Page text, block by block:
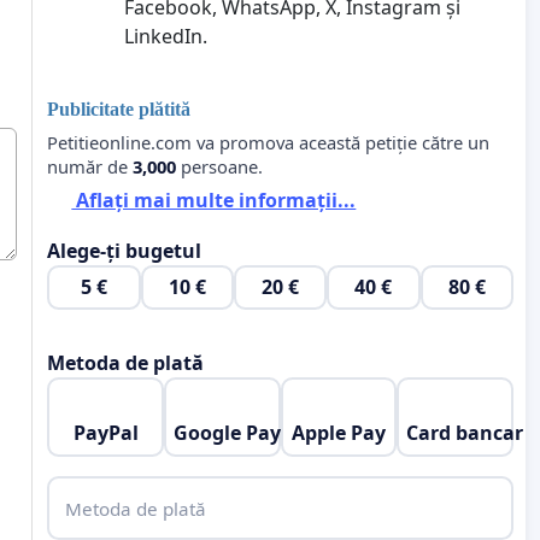
Facebook, WhatsApp, X, Instagram și
LinkedIn.
Publicitate plătită
Petitieonline.com va promova această petiție către un
număr de3,000 persoane.
Aflați mai multe informații...
Alege-ți bugetul
5 €
10 € 20 € 40 € 80 €
Metoda de plată
PayPal Google Pay Apple Pay Card bancar
Metoda de plată